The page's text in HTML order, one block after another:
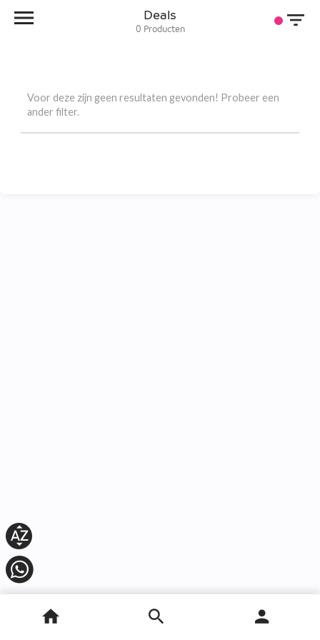
Deals
0 Producten
Voor deze zijn geen resultaten gevonden! Probeer een
ander filter.